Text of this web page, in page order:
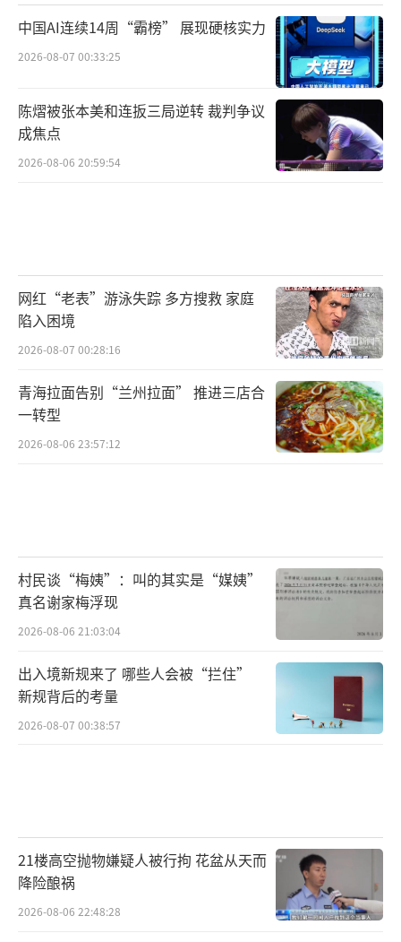
中国AI连续14周“霸榜” 展现硬核实力
2026-08-07 00:33:25
陈熠被张本美和连扳三局逆转 裁判争议
成焦点
2026-08-06 20:59:54
网红“老表”游泳失踪 多方搜救 家庭
陷入困境
2026-08-07 00:28:16
青海拉面告别“兰州拉面” 推进三店合
一转型
2026-08-06 23:57:12
村民谈“梅姨”：叫的其实是“媒姨”
真名谢家梅浮现
2026-08-06 21:03:04
出入境新规来了 哪些人会被“拦住”
新规背后的考量
2026-08-07 00:38:57
21楼高空抛物嫌疑人被行拘 花盆从天而
降险酿祸
2026-08-06 22:48:28